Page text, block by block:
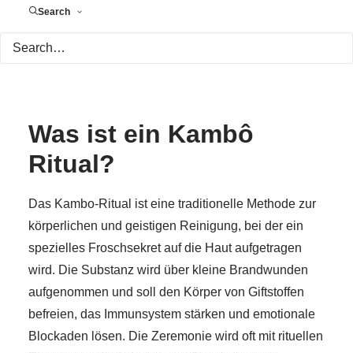
Search
Was ist ein Kambô
Ritual?
Das Kambo-Ritual ist eine traditionelle Methode zur
körperlichen und geistigen Reinigung, bei der ein
spezielles Froschsekret auf die Haut aufgetragen
wird. Die Substanz wird über kleine Brandwunden
aufgenommen und soll den Körper von Giftstoffen
befreien, das Immunsystem stärken und emotionale
Blockaden lösen. Die Zeremonie wird oft mit rituellen